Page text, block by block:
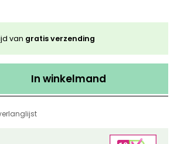
van gratis verzending
In winkelmand